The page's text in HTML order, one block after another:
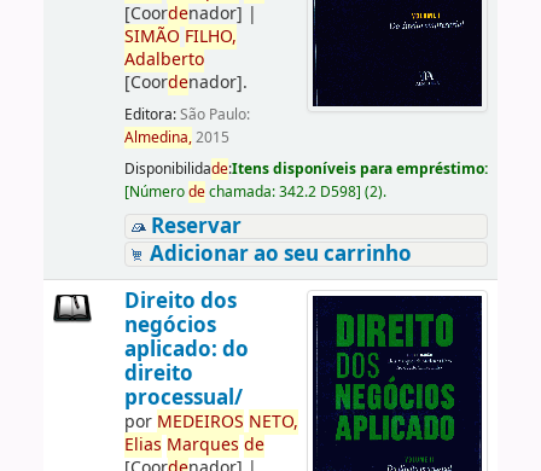
[Coordenador] |
SIMÃO FILHO,
Adalberto
[Coordenador].
Editora:São Paulo:
Almedina,2015
Disponibilidade:Itens disponíveis para empréstimo:
[Númerodechamada:342.2 D598] (2).
Reservar
Adicionar ao seu carrinho
Direito dos
negócios
aplicado: do
direito
processual/
por MEDEIROS NETO,
Elias Marques de